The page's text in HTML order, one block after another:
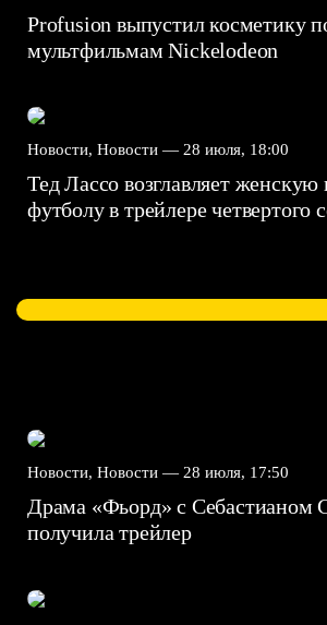
Profusion выпустил косметику
мультфильмам Nickelodeon
Новости, Новости — 28 июля, 18:00
Тед Лассо возглавляет
футболу в трейлере четвертого
Новости, Новости — 28 июля, 17:50
Драма «Фьорд» с Себастианом
получила трейлер